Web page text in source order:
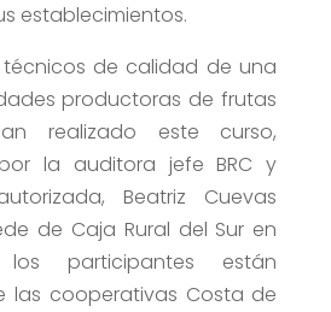
establecimientos.
técnicos de calidad de una
productoras de frutas
realizado este curso,
la auditora jefe BRC y
Beatriz Cuevas
de Caja Rural del Sur en
los participantes están
las cooperativas Costa de